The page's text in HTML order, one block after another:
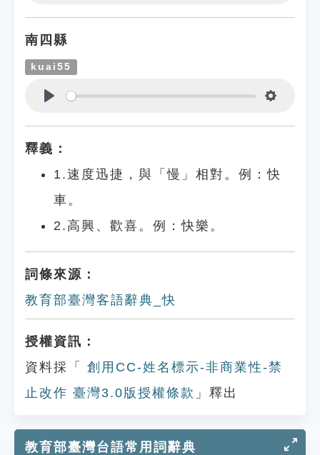
南四縣
kuai55
釋義：
1.速度迅捷，與「慢」相對。例：快
車。
2.高興、歡喜。例：快樂。
詞條來源：
教育部臺灣客語辭典_快
授權資訊：
資料採「
創用CC-姓名標示-非商業性-禁
止改作 臺灣3.0版授權條款 」釋出
教育部臺灣台語常用詞辭典